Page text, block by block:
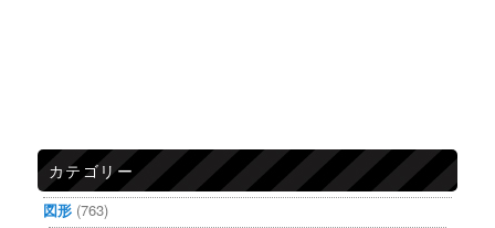
カテゴリー
図形 (763)